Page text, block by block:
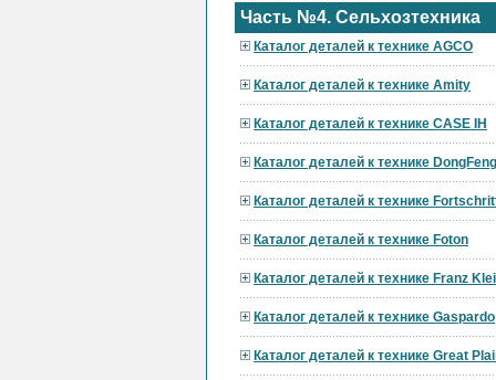
Часть №4. Сельхозтехника
Каталог деталей к технике AGCO
Каталог деталей к технике Amity
Каталог деталей к технике CASE IH
Каталог деталей к технике DongFeng
Каталог деталей к технике
Каталог деталей к технике Foton
Каталог деталей к технике Franz
Каталог деталей к технике Gaspardo
Каталог деталей к технике Great